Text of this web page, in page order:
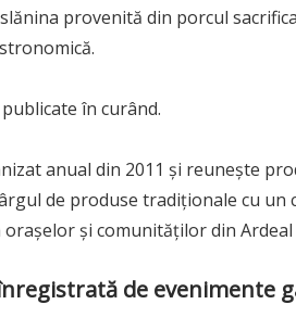
provenită din porcul
în curând.
anual din 2011 și reunește
de produse tradiționale cu un
și comunităților din
de evenimente